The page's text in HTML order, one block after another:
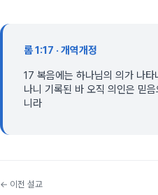
롬 1:17 · 개역개정
17 복음에는 하나님의 의가 나
나니 기록된 바 오직 의인은 믿
니라
← 이전 설교